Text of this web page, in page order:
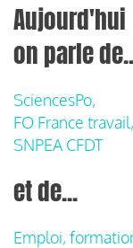
Aujourd'hui
on parle
SciencesPo,
FO France travail,
SNPEA CFDT
et de...
Emploi,